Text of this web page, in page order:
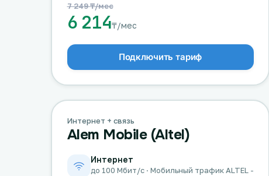
7 249 ₸/мес
6 214₸/мес
Подключить тариф
Интернет + связь
Alem Mobile (Altel)
Интернет
до 100 Мбит/с · Мобильный трафик ALTEL -